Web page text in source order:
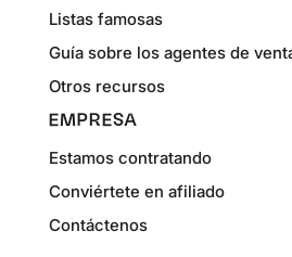
Listas famosas
Guía sobre los agentes de
Otros recursos
EMPRESA
Estamos contratando
Conviértete en afiliado
Contáctenos